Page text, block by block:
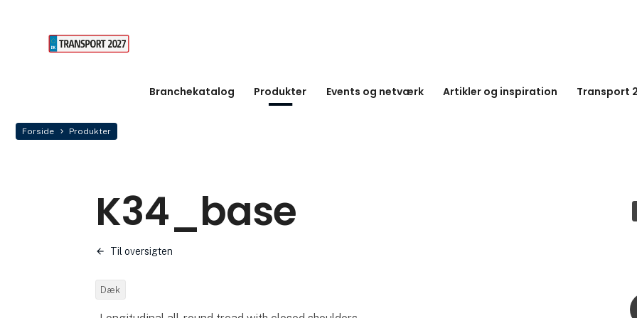
Branchekatalog Produkter Events og netværk Artikler og inspiration Transport
Forside Produkter
K34_base
Til oversigten
Dæk